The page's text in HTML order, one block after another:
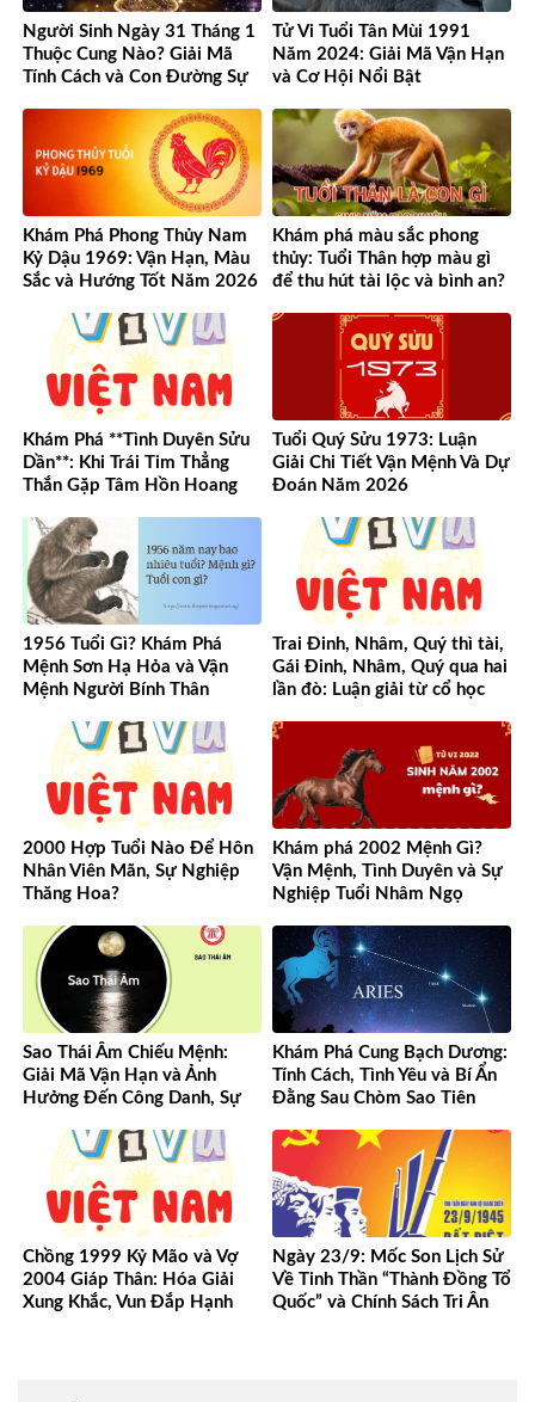
Người Sinh Ngày 31 Tháng 1
Thuộc Cung Nào? Giải Mã
Tính Cách và Con Đường Sự
Tử Vi Tuổi Tân Mùi 1991
Năm 2024: Giải Mã Vận Hạn
và Cơ Hội Nổi Bật
Khám Phá Phong Thủy Nam
Kỷ Dậu 1969: Vận Hạn, Màu
Sắc và Hướng Tốt Năm 2026
Khám phá màu sắc phong
thủy: Tuổi Thân hợp màu gì
để thu hút tài lộc và bình an?
Khám Phá **Tình Duyên Sửu
Dần**: Khi Trái Tim Thẳng
Thắn Gặp Tâm Hồn Hoang
Tuổi Quý Sửu 1973: Luận
Giải Chi Tiết Vận Mệnh Và Dự
Đoán Năm 2026
1956 Tuổi Gì? Khám Phá
Mệnh Sơn Hạ Hỏa và Vận
Mệnh Người Bính Thân
Trai Đinh, Nhâm, Quý thì tài,
Gái Đinh, Nhâm, Quý qua hai
lần đò: Luận giải từ cổ học
2000 Hợp Tuổi Nào Để Hôn
Nhân Viên Mãn, Sự Nghiệp
Thăng Hoa?
Khám phá 2002 Mệnh Gì?
Vận Mệnh, Tình Duyên và Sự
Nghiệp Tuổi Nhâm Ngọ
Sao Thái Âm Chiếu Mệnh:
Giải Mã Vận Hạn và Ảnh
Hưởng Đến Công Danh, Sự
Khám Phá Cung Bạch Dương:
Tính Cách, Tình Yêu và Bí Ẩn
Đằng Sau Chòm Sao Tiên
Chồng 1999 Kỷ Mão và Vợ
2004 Giáp Thân: Hóa Giải
Xung Khắc, Vun Đắp Hạnh
Ngày 23/9: Mốc Son Lịch Sử
Về Tinh Thần “Thành Đồng Tổ
Quốc” và Chính Sách Tri Ân